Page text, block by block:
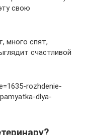
свою
много спят,
счастливой
rozhdenie-
dlya-